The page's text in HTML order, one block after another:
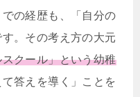
の経歴も、「自分の
。その考え方の大元
クール」という幼稚
答えを導く」ことを